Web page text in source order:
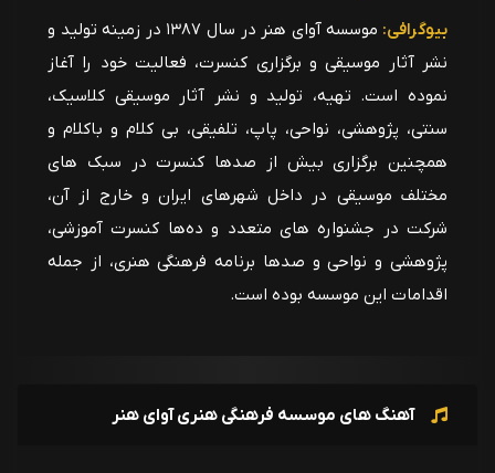
بیوگرافی:
موسسه آوای هنر در سال ۱۳۸۷ در زمینه تولید و
نشر آثار موسیقی و برگزاری کنسرت، فعالیت خود را آغاز
نموده است. تهیه، تولید و نشر آثار موسیقی کلاسیک،
سنتی، پژوهشی، نواحی، پاپ، تلفیقی، بی کلام و باکلام و
همچنین برگزاری بیش از صدها کنسرت در سبک های
مختلف موسیقی در داخل شهرهای ایران و خارج از آن،
شرکت در جشنواره های متعدد و ده‌ها کنسرت آموزشی،
پژوهشی و نواحی و صدها برنامه فرهنگی هنری، از جمله
اقدامات این موسسه بوده است.
آهنگ های موسسه فرهنگی هنری آوای هنر